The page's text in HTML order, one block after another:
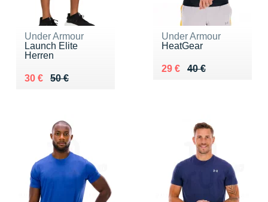
Under Armour
Launch Elite
Herren
50 €
Au lieu de 50 €
30 €
Vendu 30 €
Under Armour
HeatGear
40 €
Au lieu de 40 €
29 €
Vendu 29 €